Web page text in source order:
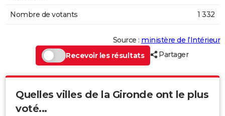
Nombre de votants 1 332
Source : ministère de l’Intérieur
Recevoir les résultats
Partager
Quelles villes de la Gironde ont le plus
voté...